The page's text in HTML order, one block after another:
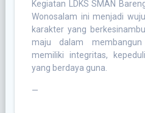
Kegiatan LDKS SMAN
Wonosalam ini menjadi
karakter yang
maju dalam
memiliki integritas,
yang berdaya guna.
—